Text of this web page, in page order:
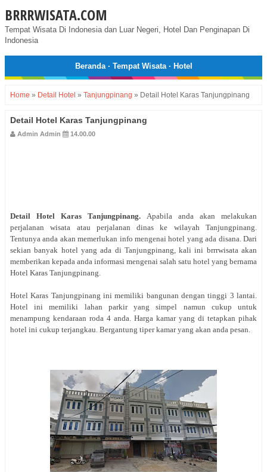
BRRRWISATA.COM
Tempat Wisata Di Indonesia dan Luar Negeri, Hotel Dan Penginapan Di
Indonesia
Beranda· Tempat Wisata· Hotel
Home » Detail Hotel » Tanjungpinang » Detail Hotel Karas Tanjungpinang
Detail Hotel Karas Tanjungpinang
Admin Admin 14.00.00
Detail Hotel Karas Tanjungpinang. Apabila anda akan melakukan
perjalanan wisata atau perjalanan dinas ke wilayah Tanjungpinang.
Tentunya anda akan memerlukan info mengenai hotel yang ada disana. Dari
sekian banyak hotel yang ada di Tanjungpinang, kali ini brrrwisata akan
memberikan kepada anda informasi mengenai salah satu hotel yang bernama
Hotel Karas Tanjungpinang.
Hotel Karas Tanjungpinang ini memiliki bangunan dengan tinggi 3 lantai.
Hotel ini memiliki lahan parkir yang simpel namun cukup untuk
menampung kendaraan roda 4 anda. Harga kamar yang di tetapkan pihak
hotel ini cukup terjangkau. Bergantung tiper kamar yang akan anda pesan.